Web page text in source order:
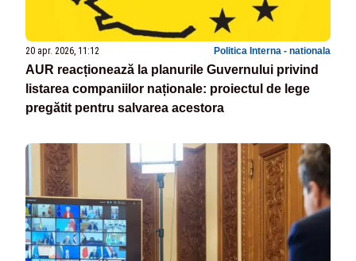
20 apr. 2026, 11:12 Politica Interna - nationala
AUR reacționează la planurile Guvernului privind
listarea companiilor naționale: proiectul de lege
pregătit pentru salvarea acestora